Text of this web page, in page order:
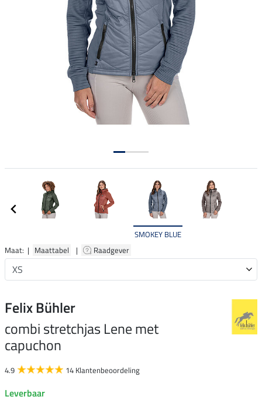
SMOKEY BLUE
Maat: | Maattabel | Raadgever
Felix Bühler
combi stretchjas Lene met
capuchon
4.9 14 Klantenbeoordeling
Leverbaar